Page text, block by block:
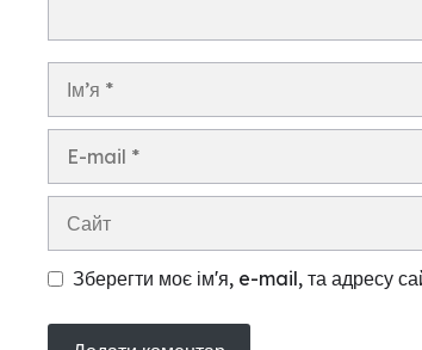
Зберегти моє ім'я, e-mail, та адресу